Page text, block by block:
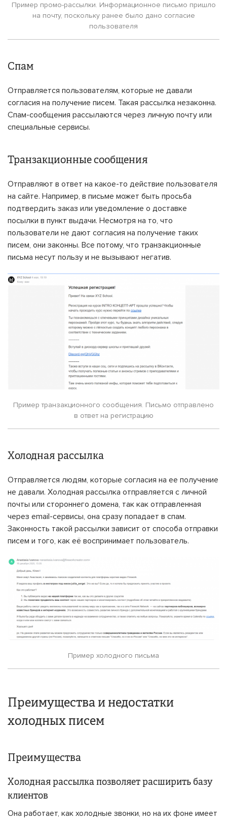
Пример промо-рассылки. Информационное письмо пришло
на почту, поскольку ранее было дано согласие
пользователя
Спам
Отправляется пользователям, которые не давали
согласия на получение писем. Такая рассылка незаконна.
Спам-сообщения рассылаются через личную почту или
специальные сервисы.
Транзакционные сообщения
Отправляют в ответ на какое-то действие пользователя
на сайте. Например, в письме может быть просьба
подтвердить заказ или уведомление о доставке
посылки в пункт выдачи. Несмотря на то, что
пользователи не дают согласия на получение таких
писем, они законны. Все потому, что транзакционные
письма несут пользу и не вызывают негатив.
Пример транзакционного сообщения. Письмо отправлено
в ответ на регистрацию
Холодная рассылка
Отправляется людям, которые согласия на ее получение
не давали. Холодная рассылка отправляется с личной
почты или стороннего домена, так как отправленная
через email-сервисы, она сразу попадает в спам.
Законность такой рассылки зависит от способа отправки
писем и того, как её воспринимает пользователь.
Пример холодного письма
Преимущества и недостатки
холодных писем
Преимущества
Холодная рассылка позволяет расширить базу
клиентов
Она работает, как холодные звонки, но на их фоне имеет